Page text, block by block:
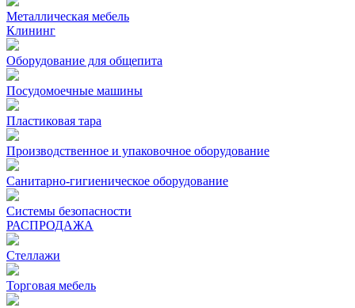
Металлическая мебель
Клининг
Оборудование для общепита
Посудомоечные машины
Пластиковая тара
Производственное и упаковочное оборудование
Санитарно-гигиеническое оборудование
Системы безопасности
РАСПРОДАЖА
Стеллажи
Торговая мебель